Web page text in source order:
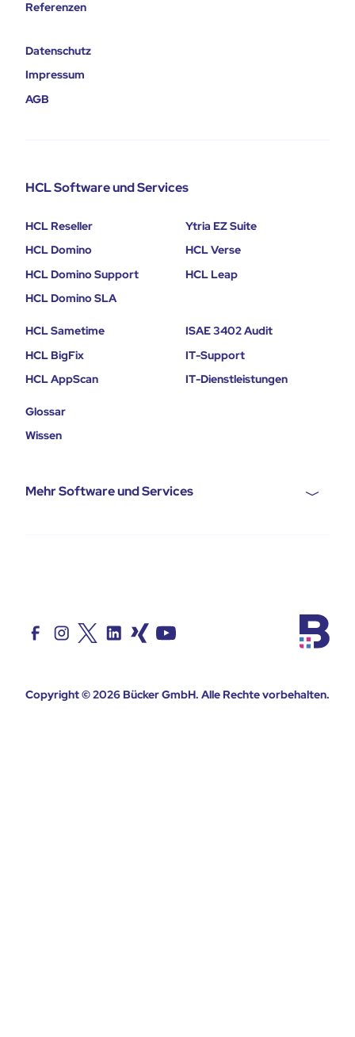
Referenzen
Datenschutz
Impressum
AGB
HCL Software und Services
HCL Reseller
HCL Domino
HCL Domino Support
HCL Domino SLA
Ytria EZ Suite
HCL Verse
HCL Leap
HCL Sametime
HCL BigFix
HCL AppScan
ISAE 3402 Audit
IT-Support
IT-Dienstleistungen
Glossar
Wissen
Mehr Software und Services
Copyright © 2026Bücker GmbH. Alle Rechte vorbehalten.